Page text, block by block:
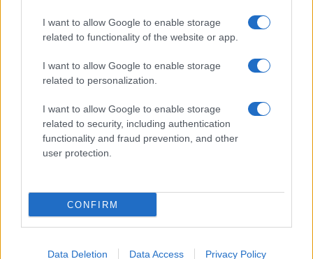
I want to allow Google to enable storage
related to functionality of the website or app.
I want to allow Google to enable storage
related to personalization.
I want to allow Google to enable storage
related to security, including authentication
functionality and fraud prevention, and other
user protection.
CONFIRM
Data Deletion Data Access Privacy Policy